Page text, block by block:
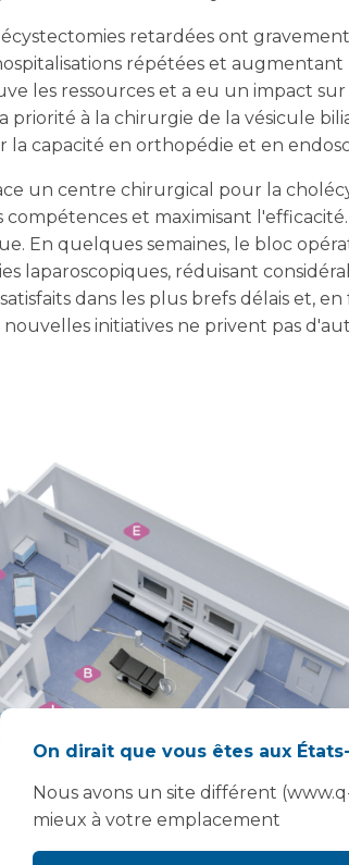
retardées ont
répétées et
les ressources et a eu un impact
priorité à la chirurgie de la vésicule
capacité en orthopédie et en
un centre chirurgical pour la
compétences et maximisant
En quelques semaines, le bloc
laparoscopiques, réduisant
dans les plus brefs délais et,
initiatives ne privent pas
On dirait que vous êtes aux
Nous avons un site différent
mieux à votre emplacement